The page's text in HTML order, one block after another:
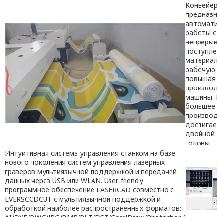
работы с
рабочую
повышая
машины.
большее
двойной
головы.
Интуитивная система управления станком на базе
нового поколения систем управления лазерных
граверов мультиязычной поддержкой и передачей
данных через USB или WLAN. User-friendly
программное обеспечение LASERCAD совместно с
EVERSCCDCUT с мультиязычной поддержкой и
обработкой наиболее распространённых форматов: